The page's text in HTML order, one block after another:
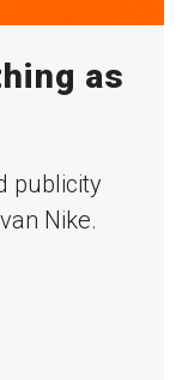
as
publicity
Nike.